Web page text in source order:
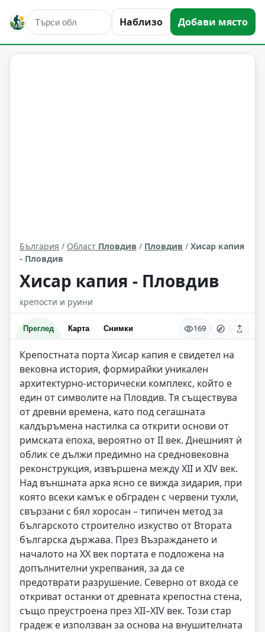
Наблизо Добави място
исторически забележителности
Пловдив
Област: Пловдив
България / Област Пловдив / Пловдив / Хисар капия
- Пловдив
Хисар капия - Пловдив
крепости и руини
Преглед Карта Снимки 169
Крепостната порта Хисар капия е свидетел на
вековна история, формирайки уникален
архитектурно-исторически комплекс, който е
един от символите на Пловдив. Тя съществува
от древни времена, като под сегашната
калдъръмена настилка са открити основи от
римската епоха, вероятно от II век. Днешният ѝ
облик се дължи предимно на средновековна
реконструкция, извършена между XII и XIV век.
Над външната арка ясно се вижда зидария, при
която всеки камък е обграден с червени тухли,
свързани с бял хоросан – типичен метод за
българското строително изкуство от Втората
българска държава. През Възраждането и
началото на XX век портата е подложена на
допълнителни укрепвания, за да се
предотврати разрушение. Северно от входа се
откриват останки от древната крепостна стена,
също преустроена през XII–XIV век. Този стар
градеж е използван за основа на внушителната